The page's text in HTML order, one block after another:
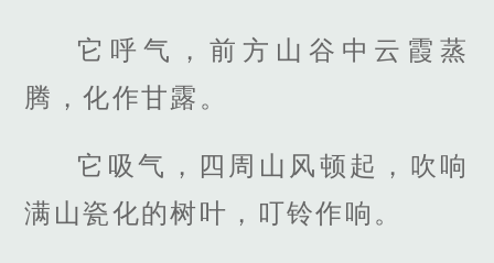
它呼气，前方山谷中云霞蒸
腾，化作甘露。
它吸气，四周山风顿起，吹响
满山瓷化的树叶，叮铃作响。